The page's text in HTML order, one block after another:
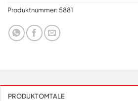
Produktnummer: 5881
PRODUKTOMTALE